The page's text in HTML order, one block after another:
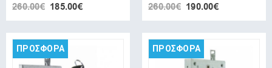
260.00€ 185.00€ 260.00€ 190.00€
ΠΡΟΣΦΟΡΑ ΠΡΟΣΦΟΡΑ